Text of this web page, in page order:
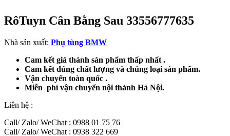
RôTuyn Cân Bằng Sau 33556777635
Nhà sản xuất: Phụ tùng BMW
Cam kết giá thành sản phẩm thấp nhất .
Cam kết đúng chất lượng và chủng loại sản phẩm.
Vận chuyển toàn quốc .
Miễn phí vận chuyển nội thành Hà Nội.
Liên hệ :
Call/ Zalo/ WeChat : 0988 01 75 76
Call/ Zalo/ WeChat : 0938 322 669